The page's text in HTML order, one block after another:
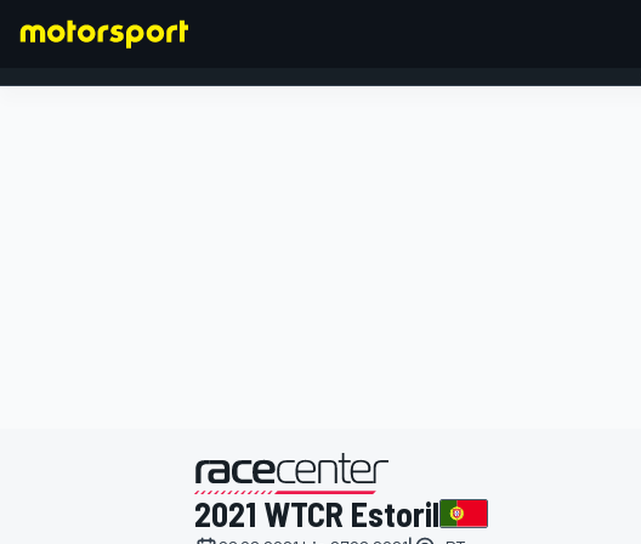
2021 WTCR Estoril